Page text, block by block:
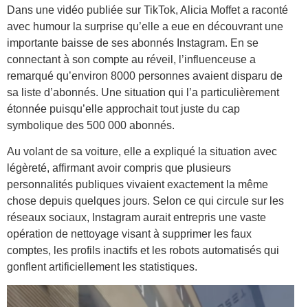
Dans une vidéo publiée sur TikTok, Alicia Moffet a raconté
avec humour la surprise qu’elle a eue en découvrant une
importante baisse de ses abonnés Instagram. En se
connectant à son compte au réveil, l’influenceuse a
remarqué qu’environ 8000 personnes avaient disparu de
sa liste d’abonnés. Une situation qui l’a particulièrement
étonnée puisqu’elle approchait tout juste du cap
symbolique des 500 000 abonnés.
Au volant de sa voiture, elle a expliqué la situation avec
légèreté, affirmant avoir compris que plusieurs
personnalités publiques vivaient exactement la même
chose depuis quelques jours. Selon ce qui circule sur les
réseaux sociaux, Instagram aurait entrepris une vaste
opération de nettoyage visant à supprimer les faux
comptes, les profils inactifs et les robots automatisés qui
gonflent artificiellement les statistiques.